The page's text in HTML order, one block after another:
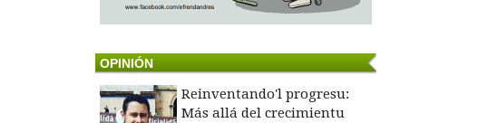
OPINIÓN
Reinventando'l progresu:
Más allá del crecimientu